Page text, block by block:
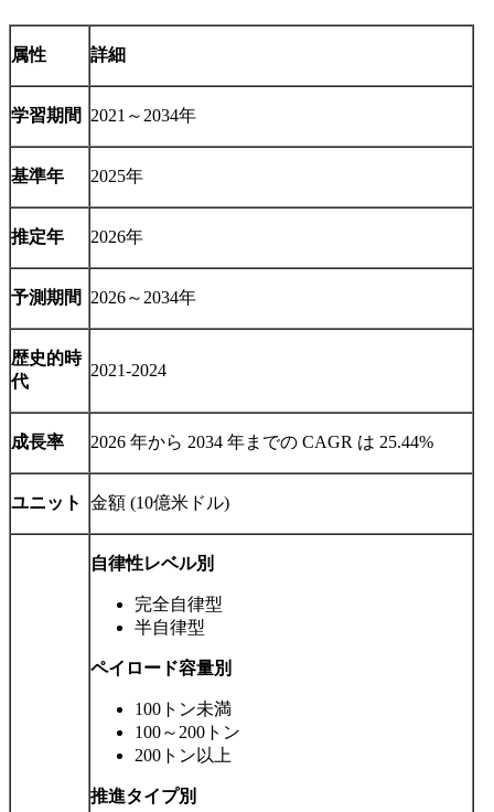
属性 詳細
学習期間 2021～2034年
基準年 2025年
推定年 2026年
予測期間 2026～2034年
歴史的時
代
2021-2024
成長率 2026 年から 2034 年までの CAGR は 25.44%
ユニット 金額 (10億米ドル)
自律性レベル別
完全自律型
半自律型
ペイロード容量別
100トン未満
100～200トン
200トン以上
推進タイプ別